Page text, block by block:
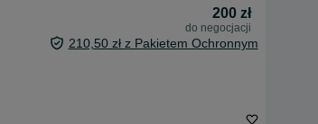
200 zł
do negocjacji
210,50 zł z Pakietem Ochronnym